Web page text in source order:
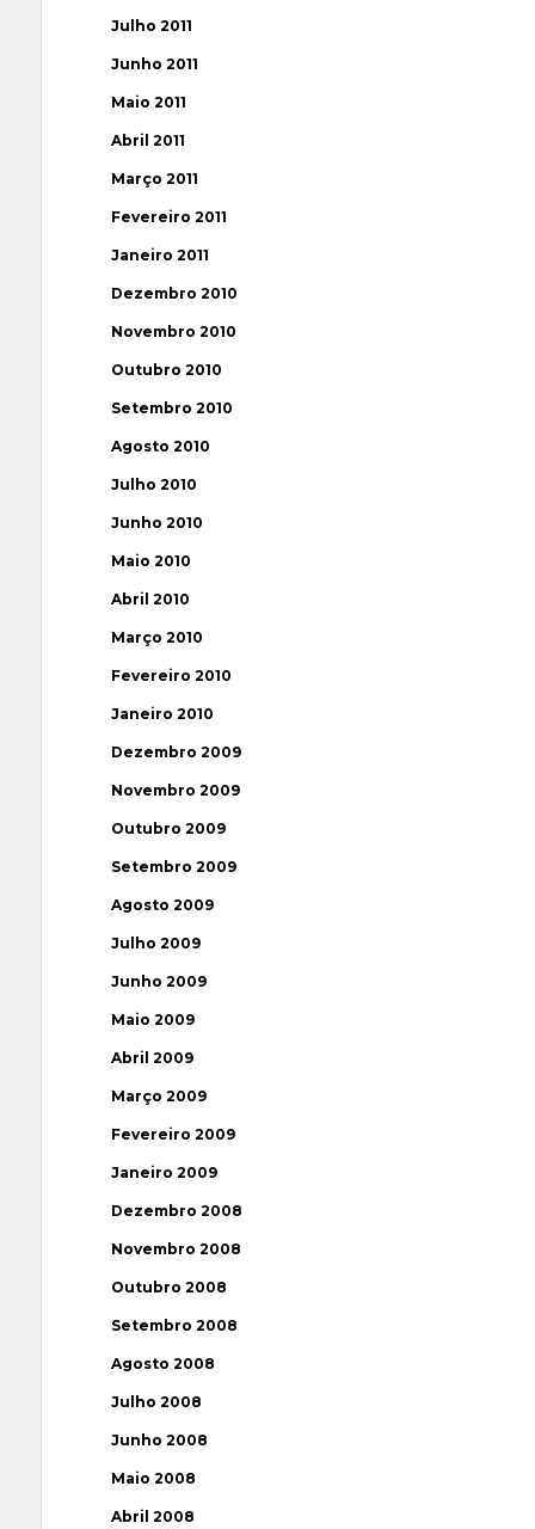
Julho 2011
Junho 2011
Maio 2011
Abril 2011
Março 2011
Fevereiro 2011
Janeiro 2011
Dezembro 2010
Novembro 2010
Outubro 2010
Setembro 2010
Agosto 2010
Julho 2010
Junho 2010
Maio 2010
Abril 2010
Março 2010
Fevereiro 2010
Janeiro 2010
Dezembro 2009
Novembro 2009
Outubro 2009
Setembro 2009
Agosto 2009
Julho 2009
Junho 2009
Maio 2009
Abril 2009
Março 2009
Fevereiro 2009
Janeiro 2009
Dezembro 2008
Novembro 2008
Outubro 2008
Setembro 2008
Agosto 2008
Julho 2008
Junho 2008
Maio 2008
Abril 2008